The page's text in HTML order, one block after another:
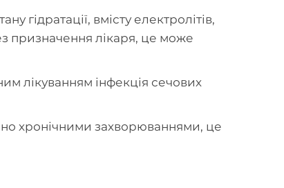
гідратації, вмісту електролітів,
призначення лікаря, це може
лікуванням інфекція сечових
хронічними захворюваннями, це